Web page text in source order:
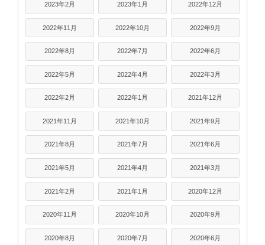
2023年2月 2023年1月 2022年12月
2022年11月 2022年10月 2022年9月
2022年8月 2022年7月 2022年6月
2022年5月 2022年4月 2022年3月
2022年2月 2022年1月 2021年12月
2021年11月 2021年10月 2021年9月
2021年8月 2021年7月 2021年6月
2021年5月 2021年4月 2021年3月
2021年2月 2021年1月 2020年12月
2020年11月 2020年10月 2020年9月
2020年8月 2020年7月 2020年6月